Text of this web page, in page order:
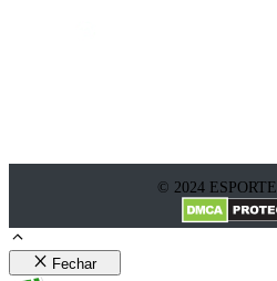
© 2024
Fechar